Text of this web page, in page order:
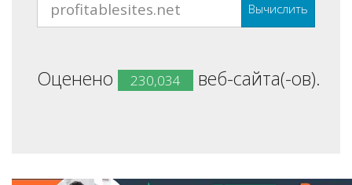
Вычислить
Оценено 230,034 веб-сайта(-ов).